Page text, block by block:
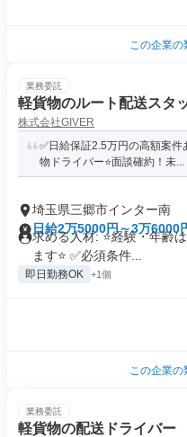
この企業の
業務委託
軽貨物のルート配送スタ
株式会社GIVER
✅日給保証2.5万円の高額案
物ドライバー⭐面談確約！未...
埼玉県三郷市インター南
日給2万5000円～3万6000
求める人材: ⭐️経験・年齢
ます⭐️ ✅️必須条件...
即日勤務OK +1個
この企業の
業務委託
軽貨物の配送ドライバー